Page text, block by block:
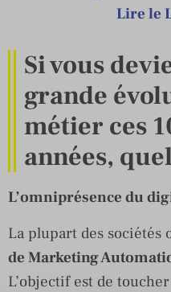
Lire le
Si vous
grande
métier ces
années,
L’omniprésence du
La plupart des sociétés
de Marketing
L’objectif est de